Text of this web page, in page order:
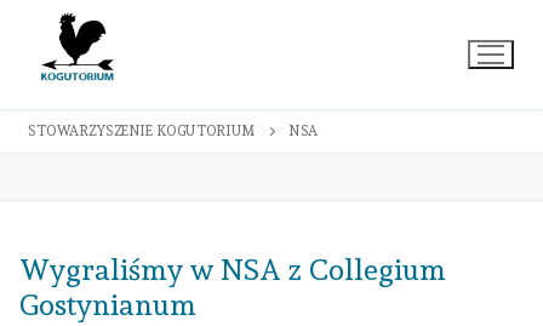
Przejdź
treści
STOWARZYSZENIE KOGUTORIUM NSA
Wygraliśmy w NSA z Collegium
Gostynianum